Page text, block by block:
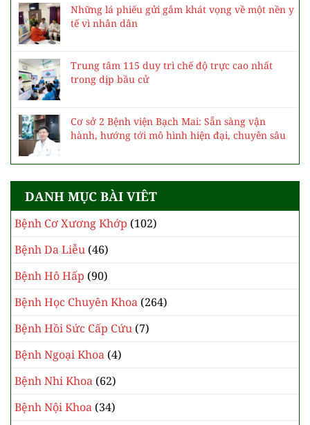
Những lá phiếu gửi gắm khát vọng về một nền y
tế vì nhân dân
Trung tâm 115 duy trì chế độ trực cao nhất
trong dịp bầu cử
Cơ sở 2 Bệnh viện Bạch Mai: Sẵn sàng vận
hành, hướng tới mô hình hiện đại, chuyên sâu
DANH MỤC BÀI VIÊT
Bệnh Cơ Xương Khớp (102)
Bệnh Da Liễu (46)
Bệnh Hô Hấp (90)
Bệnh Học Chuyên Khoa (264)
Bệnh Hồi Sức Cấp Cứu (7)
Bệnh Ngoại Khoa (4)
Bệnh Nhi Khoa (62)
Bệnh Nội Khoa (34)